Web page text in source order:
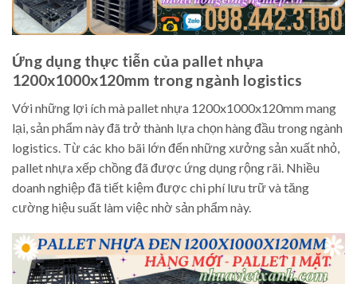
Ứng dụng thực tiễn của pallet nhựa
1200x1000x120mm trong ngành logistics
Với những lợi ích mà pallet nhựa 1200x1000x120mm mang
lại, sản phẩm này đã trở thành lựa chọn hàng đầu trong ngành
logistics. Từ các kho bãi lớn đến những xưởng sản xuất nhỏ,
pallet nhựa xếp chồng đã được ứng dụng rộng rãi. Nhiều
doanh nghiệp đã tiết kiệm được chi phí lưu trữ và tăng
cường hiệu suất làm việc nhờ sản phẩm này.